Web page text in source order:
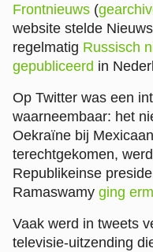
Frontnieuws (
website stelde
regelmatig Russisch
gepubliceerd in
Op Twitter was een
waarneembaar: het
Oekraïne bij
terechtgekomen,
Republikeinse
Ramaswamy ging
Vaak werd in tweets
televisie-uitzending